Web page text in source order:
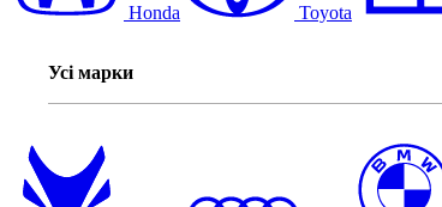
Honda Toyota
Усі марки